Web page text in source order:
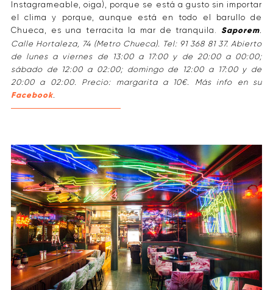
Instagrameable, oiga), porque se está a gusto sin importar
el clima y porque, aunque está en todo el barullo de
Chueca, es una terracita la mar de tranquila. Saporem
Calle Hortaleza, 74 (Metro Chueca). Tel: 91 368 81 37. Abierto
de lunes a viernes de 13:00 a 17:00 y de 20:00 a 00:00;
sábado de 12:00 a 02:00; domingo de 12:00 a 17:00 y de
20:00 a 02:00. Precio: margarita a 10€. Más info en su
Facebook.